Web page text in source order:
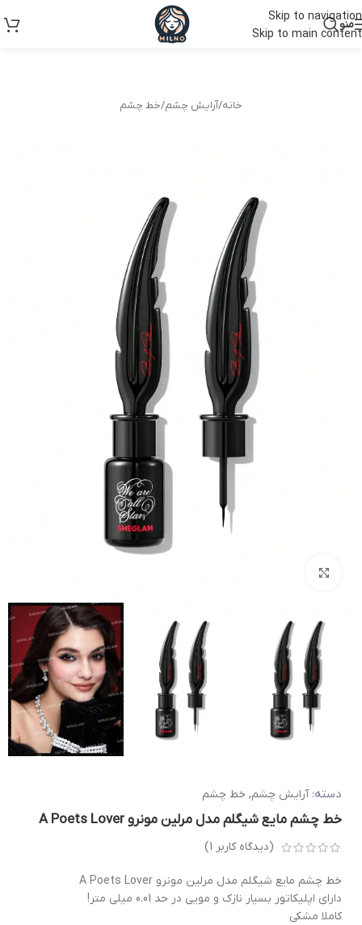
Skip to navigation
Skip to main content
منو
خانه/آرایش چشم/خط چشم
دسته: آرایش چشم, خط چشم
خط چشم مایع شیگلم مدل مرلین مونرو A Poets Lover
(دیدگاه کاربر 1
)
خط چشم مایع شیگلم مدل مرلین مونرو A Poets Lover
دارای اپلیکاتور بسیار نازک و مویی در حد 0.01 میلی متر!
کاملا مشکی